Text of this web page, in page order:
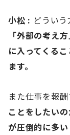
小松 : どうい
「外部の考え
に入ってくる
ます。
また仕事を報酬
ことをしたい
が圧倒的に多い